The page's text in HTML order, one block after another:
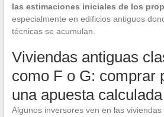
las estimaciones iniciales de los
especialmente en edificios antiguos
técnicas se acumulan.
Viviendas antiguas
como F o G: comprar
una apuesta calculada
Algunos inversores ven en las